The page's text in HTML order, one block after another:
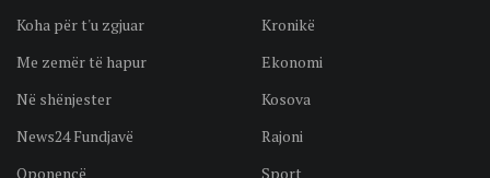
Koha për t'u zgjuar
Me zemër të hapur
Në shënjester
News24 Fundjavë
Oponencë
Kronikë
Ekonomi
Kosova
Rajoni
Sport